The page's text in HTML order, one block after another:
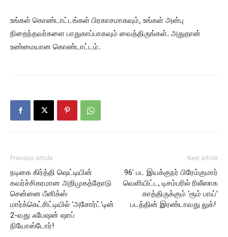
உங்கள் கொண்டாட்டங்கள் பிரகாசமாகவும், உங்கள் அன்பு
நிறைந்தவர்களை பாதுகாப்பாகவும் வைத்திருங்கள். அதுதான்
உண்மையான கொண்டாட்டம்.
Previous article
நடிகை கிர்த்தி ஷெட்டியின்
கவர்ச்சிகரமான அறிமுகத்தோடு
சென்னை பீனிக்ஸ்
மார்க்கெட்சிட்டியில் ‘அசோர்ட்’டின்
2-வது ஃபேஷன் ஷாப்
நியோஸ்டோர்!
Next article
96′ பட இயக்குநர் பிரேம்குமார்
வெளியிட்ட, டிசம்பரில் ரிலீஸாக
காத்திருக்கும் ‘ரூம் பாய்’
படத்தின் இரண்டாவது லுக்!